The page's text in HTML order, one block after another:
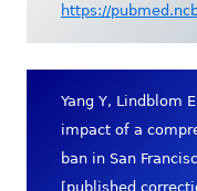
https://
Yang Y, Lindblom
impact of a
ban in San
[published